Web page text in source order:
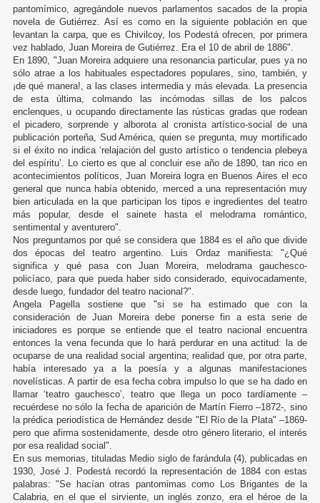
pantomímico, agregándole nuevos parlamentos sacados de la propia
novela de Gutiérrez. Así es como en la siguiente población en que
levantan la carpa, que es Chivilcoy, los Podestá ofrecen, por primera
vez hablado, Juan Moreira de Gutiérrez. Era el 10 de abril de 1886".
En 1890, "Juan Moreira adquiere una resonancia particular, pues ya no
sólo atrae a los habituales espectadores populares, sino, también, y
¡de qué manera!, a las clases intermedia y más elevada. La presencia
de esta última, colmando las incómodas sillas de los palcos
enclenques, u ocupando directamente las rústicas gradas que rodean
el picadero, sorprende y alborota al cronista artístico-social de una
publicación porteña, Sud América, quien se pregunta, muy mortificado
si el éxito no indica ‘relajación del gusto artístico o tendencia plebeya
del espíritu’. Lo cierto es que al concluir ese año de 1890, tan rico en
acontecimientos políticos, Juan Moreira logra en Buenos Aires el eco
general que nunca había obtenido, merced a una representación muy
bien articulada en la que participan los tipos e ingredientes del teatro
más popular, desde el sainete hasta el melodrama romántico,
sentimental y aventurero".
Nos preguntamos por qué se considera que 1884 es el año que divide
dos épocas del teatro argentino. Luis Ordaz manifiesta: "¿Qué
significa y qué pasa con Juan Moreira, melodrama gauchesco-
policíaco, para que pueda haber sido considerado, equivocadamente,
desde luego, fundador del teatro nacional?".
Angela Pagella sostiene que "si se ha estimado que con la
consideración de Juan Moreira debe ponerse fin a esta serie de
iniciadores es porque se entiende que el teatro nacional encuentra
entonces la vena fecunda que lo hará perdurar en una actitud: la de
ocuparse de una realidad social argentina; realidad que, por otra parte,
había interesado ya a la poesía y a algunas manifestaciones
novelísticas. A partir de esa fecha cobra impulso lo que se ha dado en
llamar ‘teatro gauchesco’, teatro que llega un poco tardíamente –
recuérdese no sólo la fecha de aparición de Martín Fierro –1872-, sino
la prédica periodística de Hernández desde "El Río de la Plata" –1869-
pero que afirma sostenidamente, desde otro género literario, el interés
por esa realidad social".
En sus memorias, tituladas Medio siglo de farándula (4), publicadas en
1930, José J. Podestá recordó la representación de 1884 con estas
palabras: "Se hacían otras pantomimas como Los Brigantes de la
Calabria, en el que el sirviente, un inglés zonzo, era el héroe de la